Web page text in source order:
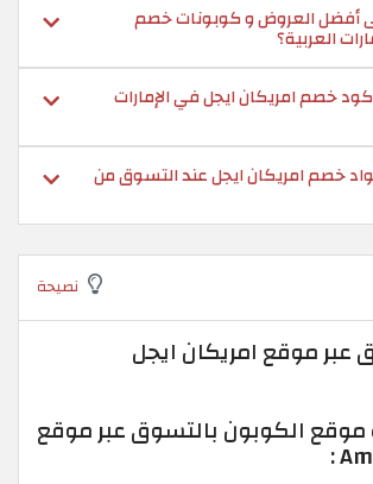
أفضل العروض و كوبونات خصم
العربية؟
خصم امريكان ايجل في الإمارات
خصم امريكان ايجل عند التسوق من
نصيحة
عبر موقع امريكان ايجل
موقع الكوبون بالتسوق عبر موقع